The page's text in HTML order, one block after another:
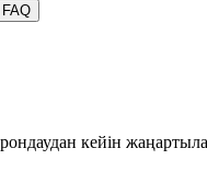
FAQ
кейін